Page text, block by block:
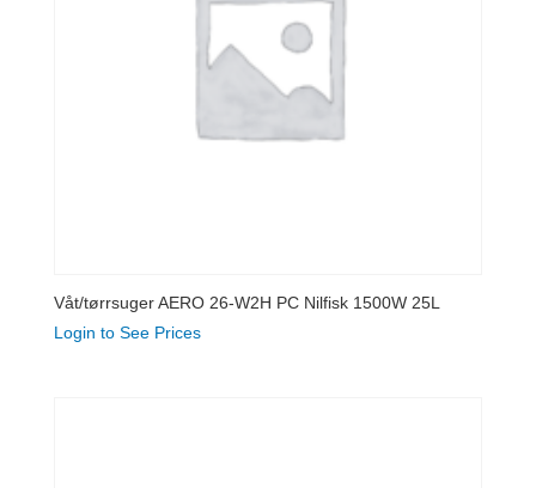
Våt/tørrsuger AERO 26-W2H PC Nilfisk 1500W 25L
Login to See Prices